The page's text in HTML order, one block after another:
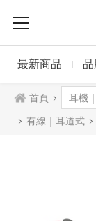
最新商品 品
首頁
有線｜耳道式